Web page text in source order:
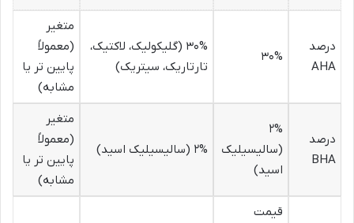
درصد
AHA
۳۰%
۳۰% (گلیکولیک، لاکتیک،
تارتاریک، سیتریک)
متغیر
(معمولاً
پایین تر یا
مشابه)
درصد
BHA
۲%
(سالیسیلیک
اسید)
۲% (سالیسیلیک اسید)
متغیر
(معمولاً
پایین تر یا
مشابه)
قیمت